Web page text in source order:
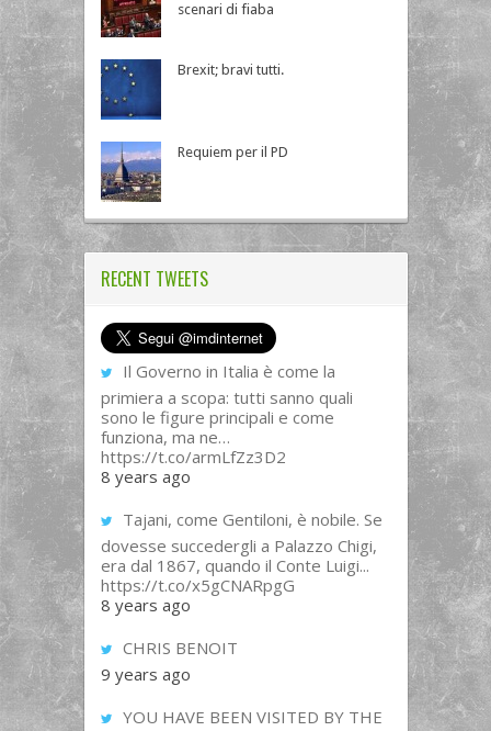
scenari di fiaba
Brexit; bravi tutti.
Requiem per il PD
RECENT TWEETS
Il Governo in Italia è come la
primiera a scopa: tutti sanno quali
sono le figure principali e come
funziona, ma ne…
https://t.co/armLfZz3D2
8 years ago
Tajani, come Gentiloni, è nobile. Se
dovesse succedergli a Palazzo Chigi,
era dal 1867, quando il Conte Luigi...
https://t.co/x5gCNARpgG
8 years ago
CHRIS BENOIT
9 years ago
YOU HAVE BEEN VISITED BY THE